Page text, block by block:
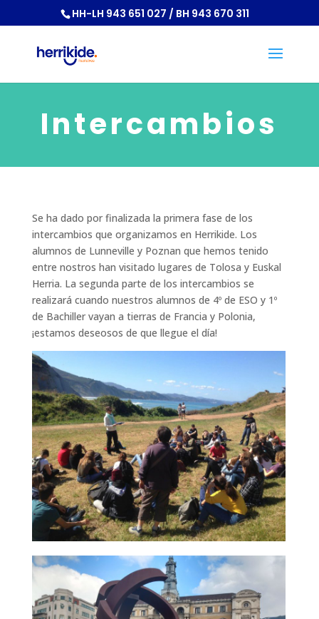
HH-LH 943 651 027 / BH 943 670 311
Intercambios
Se ha dado por finalizada la primera fase de los
intercambios que organizamos en Herrikide. Los
alumnos de Lunneville y Poznan que hemos tenido
entre nostros han visitado lugares de Tolosa y Euskal
Herria. La segunda parte de los intercambios se
realizará cuando nuestros alumnos de 4º de ESO y 1º
de Bachiller vayan a tierras de Francia y Polonia,
¡estamos deseosos de que llegue el día!